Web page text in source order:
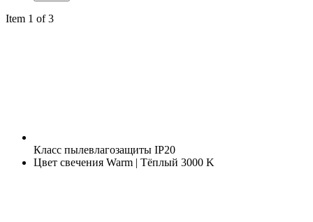
Item 1 of 3
Класс пылевлагозащиты IP20
Цвет свечения Warm | Тёплый 3000 K